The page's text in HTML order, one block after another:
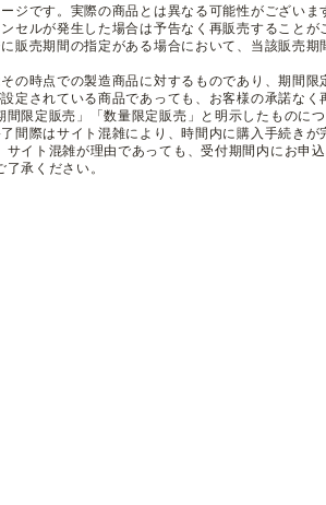
ジです。実際の商品とは異なる可能性がございま
セルが発生した場合は予告なく再販売することが
販売期間の指定がある場合において、当該販売
の時点での製造商品に対するものであり、期間
定されている商品であっても、お客様の承諾なく
間限定販売」「数量限定販売」と明示したものに
間際はサイト混雑により、時間内に購入手続き
サイト混雑が理由であっても、受付期間内にお申
了承ください。